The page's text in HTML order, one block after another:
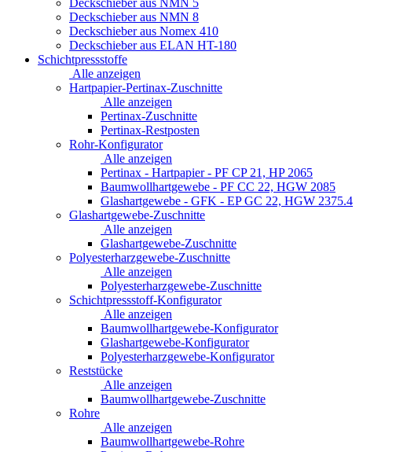
Deckschieber aus NMN 8
Deckschieber aus Nomex 410
Deckschieber aus ELAN HT-180
Schichtpressstoffe
Alle anzeigen
Hartpapier-Pertinax-Zuschnitte
Alle anzeigen
Pertinax-Zuschnitte
Pertinax-Restposten
Rohr-Konfigurator
Alle anzeigen
Pertinax - Hartpapier - PF CP 21, HP 2065
Baumwollhartgewebe - PF CC 22, HGW 2085
Glashartgewebe - GFK - EP GC 22, HGW 2375.4
Glashartgewebe-Zuschnitte
Alle anzeigen
Glashartgewebe-Zuschnitte
Polyesterharzgewebe-Zuschnitte
Alle anzeigen
Polyesterharzgewebe-Zuschnitte
Schichtpressstoff-Konfigurator
Alle anzeigen
Baumwollhartgewebe-Konfigurator
Glashartgewebe-Konfigurator
Polyesterharzgewebe-Konfigurator
Reststücke
Alle anzeigen
Baumwollhartgewebe-Zuschnitte
Rohre
Alle anzeigen
Baumwollhartgewebe-Rohre